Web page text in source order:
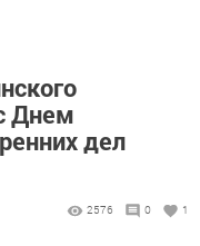
Днем
дел
2576 0 1